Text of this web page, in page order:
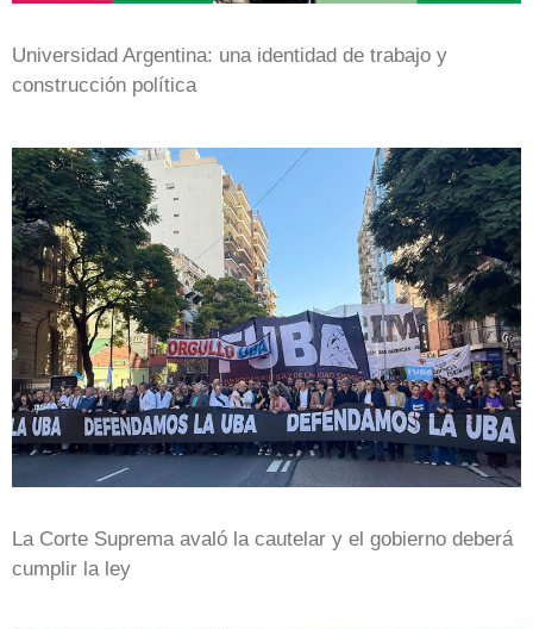
Universidad Argentina: una identidad de trabajo y
construcción política
La Corte Suprema avaló la cautelar y el gobierno deberá
cumplir la ley